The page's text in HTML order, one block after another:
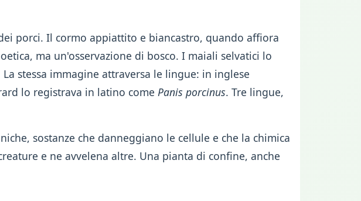
porci. Il cormo appiattito e biancastro, quando affiora
ma un'osservazione di bosco. I maiali selvatici lo
stessa immagine attraversa le lingue: in inglese
lo registrava in latino come Panis porcinus. Tre lingue,
sostanze che danneggiano le cellule e che la chimica
e ne avvelena altre. Una pianta di confine, anche